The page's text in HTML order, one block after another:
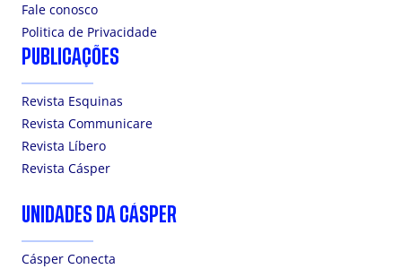
Fale conosco
Politica de Privacidade
PUBLICAÇÕES
Revista Esquinas
Revista Communicare
Revista Líbero
Revista Cásper
UNIDADES DA CÁSPER
Cásper Conecta